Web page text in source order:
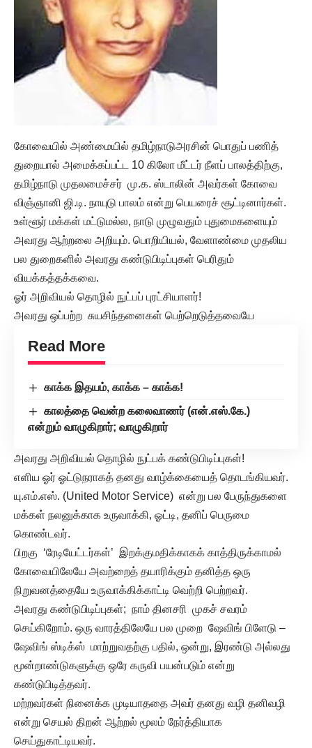
கோவையில் அண்மையில் தமிழ்நாடுஅரசின் பொதுப் பணித்
துறையால் அமைக்கப்பட்ட 10 கிலோ மீட்டர் நீளப் பாலத்திற்கு,
தமிழ்நாடு முதலமைச்சர் மு.க. ஸ்டாலின் அவர்கள் கோவை
விஞ்ஞானி ஜி.டி. நாயுடு பாலம் என்று பெயரைச் சூட்டினார்கள்.
உள்ளூர் மக்கள் மட்டுமல்ல, நாடு முழுவதும் புதுமைகளையும்
அவரது ஆற்றலை அறியும். பொறியியல், வேளாண்மை முதலிய
பல துறைகளில் அவரது கண்டுபிடிப்புகள் பெரிதும்
வியக்கத்தக்கவை.
ஓர் அறிவியல் தொழில் நுட்பப் புரட்சியாளர்!
அவரது ஒப்பற்ற சுயசிந்தனைகள் பெற்றெடுத்தவையே
Read More
காக்க இதயம், காக்க – காக்க!
காலத்தை வென்ற கலைவாணர் (என்.எஸ்.கே.)
என்றும் வாழுகிறார்; வாழுகிறார்
அவரது அறிவியல் தொழில் நுட்பக் கண்டுபிடிப்புகள்!
எளிய ஓர் ஓட்டுநராகத் தனது வாழ்க்கையைத் தொடங்கியவர்.
யு.எம்.எஸ். (United Motor Service) என்று பல பேருந்துகளை
மக்கள் நலனுக்காக உருவாக்கி, ஓட்டி, தனிப் பெருமை
கொண்டவர்.
பிறகு ‘ரேடியேட்டர்கள்’ இறக்குமதிக்காகக் காத்திருக்காமல்
கோவையிலேயே அவற்றைத் தயாரிக்கும் தனித்த ஒரு
நிறுவனத்தையே உருவாக்கிக்காட்டி வெற்றி பெற்றவர்.
அவரது கண்டுபிடிப்புகள்; நாம் தினசரி முகச் சவரம்
செய்கிறோம். ஒரு வாரத்திலேயே பல முறை ஷேவிங் பிளேடு –
ஷேவிங் ஸ்டிக்ஸ் மாற்றுவதற்கு பதில், ஒன்று, இரண்டு அல்லது
மூன்றாண்டுகளுக்கு ஒரே கருவி பயன்படும் என்று
கண்டுபிடித்தவர்.
மற்றவர்கள் நினைக்க முடியாததை அவர் தனது வழி தனிவழி
என்று செயல் திறன் ஆற்றல் மூலம் நேர்த்தியாக
செய்துகாட்டியவர்.